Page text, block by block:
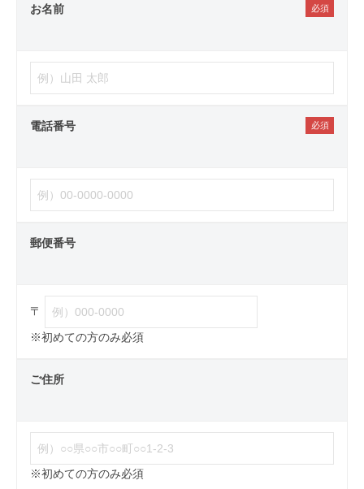
お名前
電話番号
郵便番号
〒
※初めての方のみ必須
ご住所
※初めての方のみ必須